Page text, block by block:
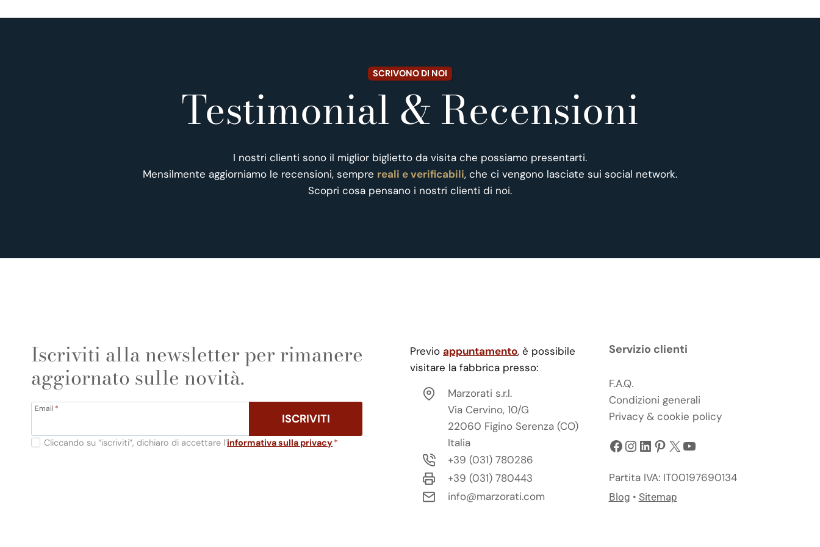
SCRIVONO DI NOI
Testimonial & Recensioni
I nostri clienti sono il miglior biglietto da visita che possiamo presentarti.
Mensilmente aggiorniamo le recensioni, sempre reali e verificabili, che ci vengono lasciate sui social network.
Scopri cosa pensano i nostri clienti di noi.
Iscriviti alla newsletter per rimanere
aggiornato sulle novità.
Email *
ISCRIVITI
Cliccando su “iscriviti”, dichiaro di accettare l’informativa sulla privacy*
Previo appuntamento, è possibile
visitare la fabbrica presso:
Marzorati s.r.l.
Via Cervino, 10/G
22060 Figino Serenza (CO)
Italia
+39 (031) 780286
+39 (031) 780443
info@marzorati.com
Servizio clienti
F.A.Q.
Condizioni generali
Privacy & cookie policy
Facebook
Instagram
LinkedIn
Pinterest
X YouTube
Partita IVA: IT00197690134
Blog • Sitemap